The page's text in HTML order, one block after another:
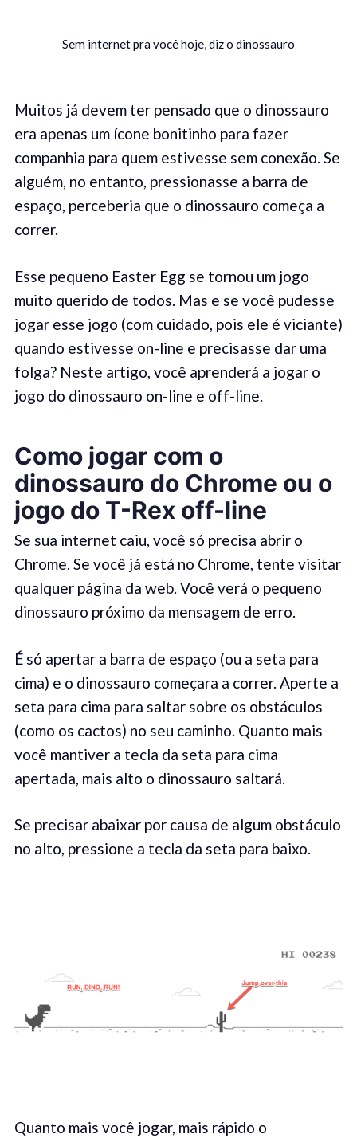
Sem internet pra você hoje, diz o dinossauro
Muitos já devem ter pensado que o dinossauro
era apenas um ícone bonitinho para fazer
companhia para quem estivesse sem conexão. Se
alguém, no entanto, pressionasse a barra de
espaço, perceberia que o dinossauro começa a
correr.
Esse pequeno Easter Egg se tornou um jogo
muito querido de todos. Mas e se você pudesse
jogar esse jogo (com cuidado, pois ele é viciante)
quando estivesse on-line e precisasse dar uma
folga? Neste artigo, você aprenderá a jogar o
jogo do dinossauro on-line e off-line.
Como jogar com o
dinossauro do Chrome ou o
jogo do T-Rex off-line
Se sua internet caiu, você só precisa abrir o
Chrome. Se você já está no Chrome, tente visitar
qualquer página da web. Você verá o pequeno
dinossauro próximo da mensagem de erro.
É só apertar a barra de espaço (ou a seta para
cima) e o dinossauro começara a correr. Aperte a
seta para cima para saltar sobre os obstáculos
(como os cactos) no seu caminho. Quanto mais
você mantiver a tecla da seta para cima
apertada, mais alto o dinossauro saltará.
Se precisar abaixar por causa de algum obstáculo
no alto, pressione a tecla da seta para baixo.
Quanto mais você jogar, mais rápido o